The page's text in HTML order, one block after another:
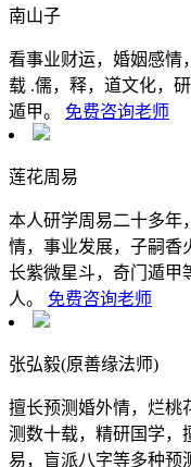
南山子
看事业财运，婚姻感情
载 .儒，释，道文化，
遁甲。
免费咨询老师
莲花周易
本人研学周易二十多年
情，事业发展，子嗣香
长紫微星斗，奇门遁甲
人。
免费咨询老师
张弘毅(原善缘法师)
擅长预测婚外情，烂桃
测数十载，精研国学，
易，盲派八字等多种预